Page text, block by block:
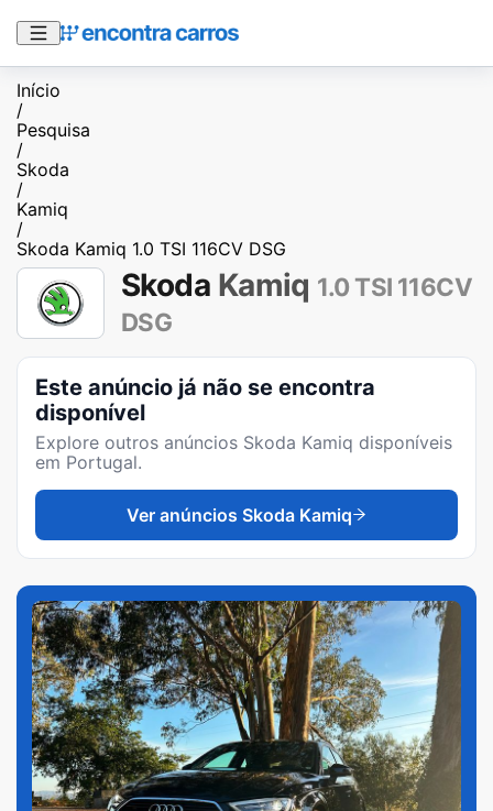
Início
/
Pesquisa
/
Skoda
/
Kamiq
/
Skoda Kamiq 1.0 TSI 116CV DSG
Skoda Kamiq 1.0 TSI 116CV
DSG
Este anúncio já não se encontra
disponível
Explore outros anúncios Skoda Kamiq disponíveis
em Portugal.
Ver anúncios Skoda Kamiq